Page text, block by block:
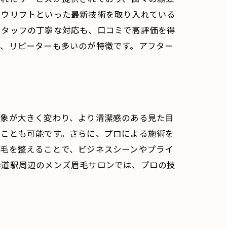
リフトといった最新技術を取り入れている
ッフの丁寧な対応も、口コミで高評価を得
リピーターも多いのが特徴です。アフター
が大きく変わり、より清潔感のある見た目
とも可能です。さらに、プロによる施術を
を整えることで、ビジネスシーンやプライ
駅周辺のメンズ眉毛サロンでは、プロの技